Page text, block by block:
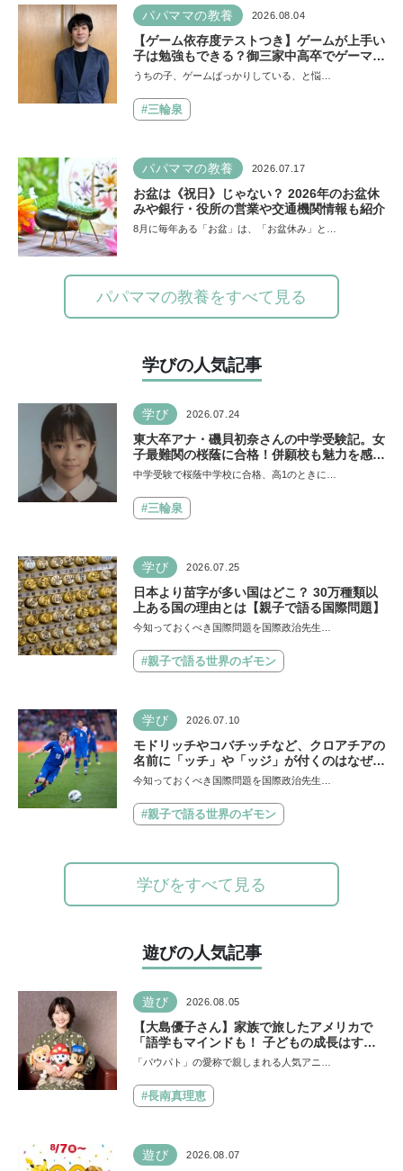
パパママの教養 2026.08.04
【ゲーム依存度テストつき】ゲームが上手い
子は勉強もできる？御三家中高卒でゲーマー
の医師・阿部智史さんが教えるゲームしなが
うちの子、ゲームばっかりしている、と悩…
#三輪泉
パパママの教養 2026.07.17
お盆は《祝日》じゃない？ 2026年のお盆休
みや銀行・役所の営業や交通機関情報も紹介
8月に毎年ある「お盆」は、「お盆休み」と…
パパママの教養をすべて見る
学びの人気記事
学び 2026.07.24
東大卒アナ・磯貝初奈さんの中学受験記。女
子最難関の桜蔭に合格！併願校も魅力を感じ
た渋渋に。母親の声かけは「睡眠が何より大
中学受験で桜蔭中学校に合格、高1のときに…
#三輪泉
学び 2026.07.25
日本より苗字が多い国はどこ？ 30万種類以
上ある国の理由とは【親子で語る国際問題】
今知っておくべき国際問題を国際政治先生…
#親子で語る世界のギモン
学び 2026.07.10
モドリッチやコバチッチなど、クロアチアの
名前に「ッチ」や「ッジ」が付くのはなぜ？
【親子で語る国際問題】
今知っておくべき国際問題を国際政治先生…
#親子で語る世界のギモン
学びをすべて見る
遊びの人気記事
遊び 2026.08.05
【大島優子さん】家族で旅したアメリカで
「語学もマインドも！ 子どもの成長はすご
かった」声優をつとめた映画『パウ・パトロ
なければ何でもできると子どもに知ってほし
い
「パウパト」の愛称で親しまれる人気アニ…
#長南真理恵
遊び 2026.08.07